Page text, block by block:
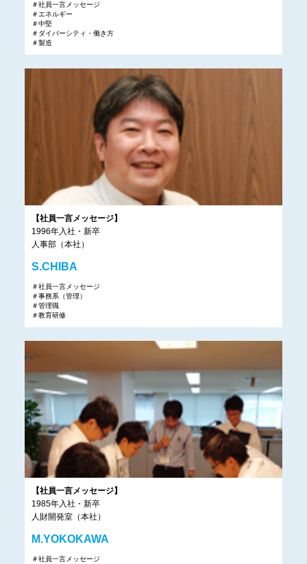
＃社員一言メッセージ
＃エネルギー
＃中堅
＃ダイバーシティ・働き方
＃製造
【社員一言メッセージ】
1996年入社・新卒
人事部（本社）
S.CHIBA
＃社員一言メッセージ
＃事務系（管理）
＃管理職
＃教育研修
【社員一言メッセージ】
1985年入社・新卒
人財開発室（本社）
M.YOKOKAWA
＃社員一言メッセージ